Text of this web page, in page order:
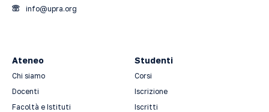
info@upra.org
Ateneo
Chi siamo
Docenti
Facoltà e Istituti
Studenti
Corsi
Iscrizione
Iscritti